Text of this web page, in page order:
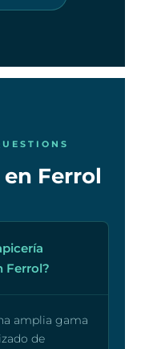
Ferrol
Ferrol?
amplia gama
de